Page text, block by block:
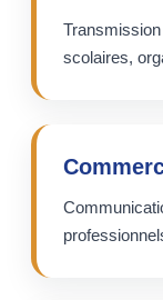
scolaires,